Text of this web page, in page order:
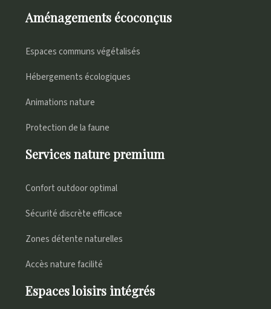
Aménagements écoconçus
Espaces communs végétalisés
Hébergements écologiques
Animations nature
Protection de la faune
Services nature premium
Confort outdoor optimal
Sécurité discrète efficace
Zones détente naturelles
Accès nature facilité
Espaces loisirs intégrés